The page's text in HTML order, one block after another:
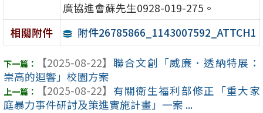
廣協進會蘇先生0928-019-275。
相關附件
附件26785866_1143007592_ATTCH1
【2025-08-22】 聯合文創「威廉．透納特展：
崇高的迴響」校園方案
【2025-08-22】 有關衛生福利部修正「重大家
庭暴力事件研討及策進實施計畫」一案 ...